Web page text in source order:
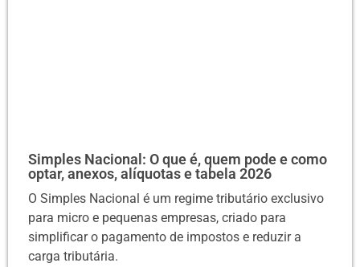
Simples Nacional: O que é, quem pode e como
optar, anexos, alíquotas e tabela 2026
O Simples Nacional é um regime tributário exclusivo
para micro e pequenas empresas, criado para
simplificar o pagamento de impostos e reduzir a
carga tributária.